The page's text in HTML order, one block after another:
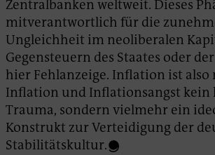
Zentralbanken weltweit. Dieses
mitverantwortlich für die
Ungleichheit im neoliberalen
Gegensteuern des Staates oder
hier Fehlanzeige. Inflation ist also
Inflation und Inflationsangst kein
Trauma, sondern vielmehr ein
Konstrukt zur Verteidigung der
Stabilitätskultur.